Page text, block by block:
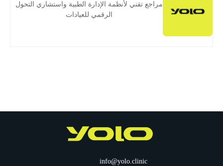
مراجع تقني لأنظمة الإدارة الطبية واستشاري التحول
الرقمي للعيادات
info@yolo.clinic